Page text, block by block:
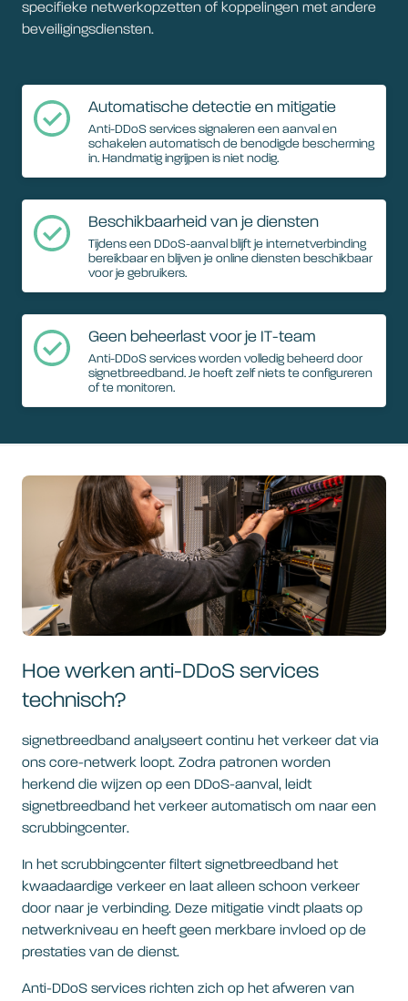
specifieke netwerkopzetten of koppelingen met andere
beveiligingsdiensten.
Automatische detectie en mitigatie
Anti-DDoS services signaleren een aanval en
schakelen automatisch de benodigde bescherming
in. Handmatig ingrijpen is niet nodig.
Beschikbaarheid van je diensten
Tijdens een DDoS-aanval blijft je internetverbinding
bereikbaar en blijven je online diensten beschikbaar
voor je gebruikers.
Geen beheerlast voor je IT-team
Anti-DDoS services worden volledig beheerd door
signetbreedband. Je hoeft zelf niets te configureren
of te monitoren.
Hoe werken anti-DDoS services
technisch?
signetbreedband analyseert continu het verkeer dat via
ons core-netwerk loopt. Zodra patronen worden
herkend die wijzen op een DDoS-aanval, leidt
signetbreedband het verkeer automatisch om naar een
scrubbingcenter.
In het scrubbingcenter filtert signetbreedband het
kwaadaardige verkeer en laat alleen schoon verkeer
door naar je verbinding. Deze mitigatie vindt plaats op
netwerkniveau en heeft geen merkbare invloed op de
prestaties van de dienst.
Anti-DDoS services richten zich op het afweren van